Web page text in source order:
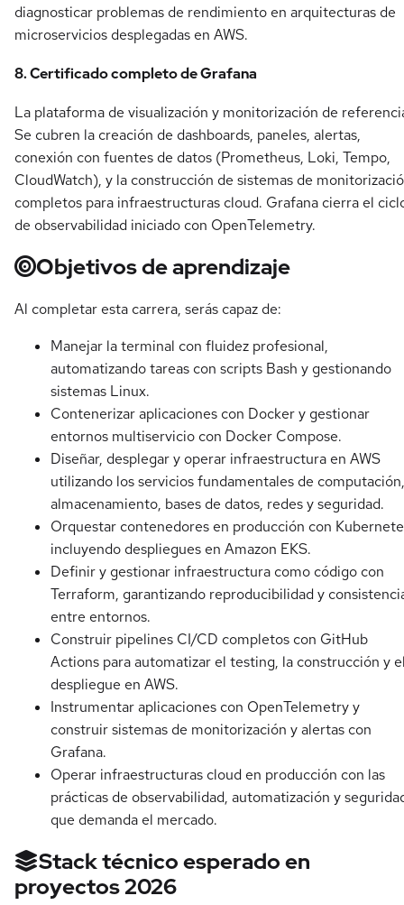
diagnosticar problemas de rendimiento en arquitecturas de
microservicios desplegadas en AWS.
8. Certificado completo de Grafana
La plataforma de visualización y monitorización de
Se cubren la creación de dashboards, paneles, alertas,
conexión con fuentes de datos (Prometheus, Loki, Tempo,
CloudWatch), y la construcción de sistemas de
completos para infraestructuras cloud. Grafana cierra el
de observabilidad iniciado con OpenTelemetry.
Objetivos de aprendizaje
Al completar esta carrera, serás capaz de:
Manejar la terminal con fluidez profesional,
automatizando tareas con scripts Bash y gestionando
sistemas Linux.
Contenerizar aplicaciones con Docker y gestionar
entornos multiservicio con Docker Compose.
Diseñar, desplegar y operar infraestructura en AWS
utilizando los servicios fundamentales de computación,
almacenamiento, bases de datos, redes y seguridad.
Orquestar contenedores en producción con
incluyendo despliegues en Amazon EKS.
Definir y gestionar infraestructura como código con
Terraform, garantizando reproducibilidad y
entre entornos.
Construir pipelines CI/CD completos con GitHub
Actions para automatizar el testing, la construcción y
despliegue en AWS.
Instrumentar aplicaciones con OpenTelemetry y
construir sistemas de monitorización y alertas con
Grafana.
Operar infraestructuras cloud en producción con las
prácticas de observabilidad, automatización y
que demanda el mercado.
Stack técnico esperado en
proyectos 2026